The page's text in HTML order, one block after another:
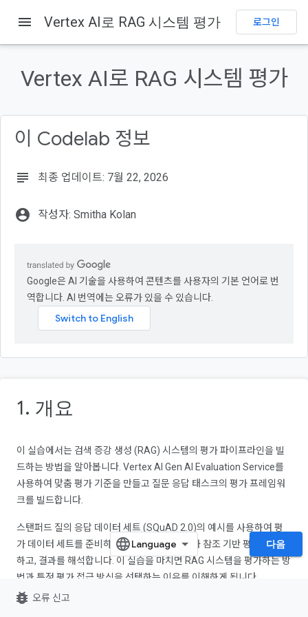
데이터 세트 기반
참조
Google 계정
Google Cloud 콘솔에 로그인
menu Vertex AI로 RAG 시스템 평가 로그인
Vertex AI로 RAG 시스템 평가
이 Codelab 정보
subject 최종 업데이트: 7월 22, 2026
account_circle 작성자: Smitha Kolan
Google은 AI 기술을 사용하여 콘텐츠를 사용자의 기본 언어로 번
역합니다. AI 번역에는 오류가 있을 수 있습니다.
1. 개요
이 실습에서는 검색 증강 생성 (RAG) 시스템의 평가 파이프라인을 빌
드하는 방법을 알아봅니다. Vertex AI Gen AI Evaluation Service를
사용하여 맞춤 평가 기준을 만들고 질문 응답 태스크의 평가 프레임워
크를 빌드합니다.
스탠퍼드 질의 응답 데이터 세트 (SQuAD 2.0)의 예시를 사용하여 평
가 데이터 세트를 준비하고, 참조가 없는 평가와 참조 기반 평가를 구성
하고, 결과를 해석합니다. 이 실습을 마치면 RAG 시스템을 평가하는 방
법과 특정 평가 접근 방식을 선택하는 이유를 이해하게 됩니다.
다음
bug_report 오류 신고